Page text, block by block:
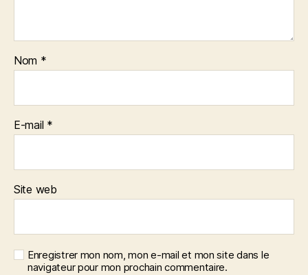
Nom *
E-mail *
Site web
Enregistrer mon nom, mon e-mail et mon site dans le
navigateur pour mon prochain commentaire.